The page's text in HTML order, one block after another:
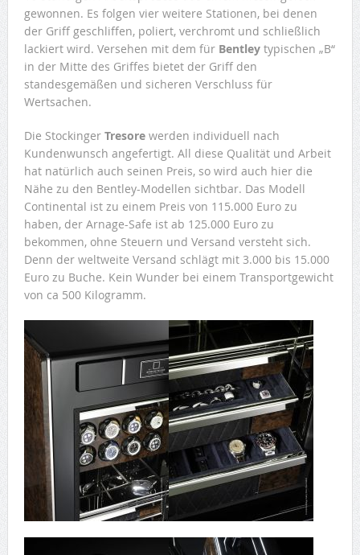
gewonnen. Es folgen vier weitere Stationen, bei denen
der Griff geschliffen, poliert, verchromt und schließlich
lackiert wird. Versehen mit dem für Bentleytypischen „B“
in der Mitte des Griffes bietet der Griff den
standesgemäßen und sicheren Verschluss für
Wertsachen.
Die Stockinger Tresorewerden individuell nach
Kundenwunsch angefertigt. All diese Qualität und Arbeit
hat natürlich auch seinen Preis, so wird auch hier die
Nähe zu den Bentley-Modellen sichtbar. Das Modell
Continental ist zu einem Preis von 115.000 Euro zu
haben, der Arnage-Safe ist ab 125.000 Euro zu
bekommen, ohne Steuern und Versand versteht sich.
Denn der weltweite Versand schlägt mit 3.000 bis 15.000
Euro zu Buche. Kein Wunder bei einem Transportgewicht
von ca 500 Kilogramm.